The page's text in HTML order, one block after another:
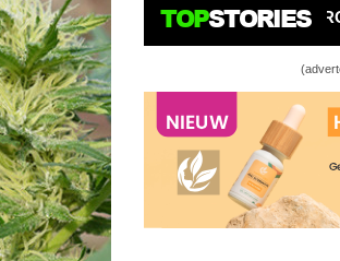
TOPSTORIES
SPYDER HANGT ALS EEN